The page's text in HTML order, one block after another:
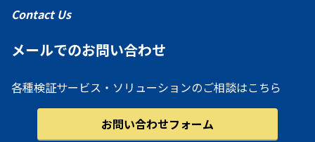
Contact Us
メールでのお問い合わせ
各種検証サービス・ソリューションのご相談はこちら
お問い合わせフォーム